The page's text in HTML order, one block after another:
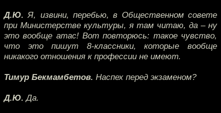
Д.Ю. Я, извини, перебью, в Общественном совете
при Министерстве культуры, я там читаю, да – ну
это вообще атас! Вот повторюсь: такое чувство,
что это пишут 8-классники, которые вообще
никакого отношения к профессии не имеют.
Тимур Бекмамбетов. Наспех перед экзаменом?
Д.Ю. Да.